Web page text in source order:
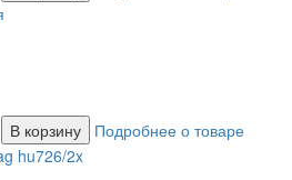
В корзину
Подробнее о товаре
hu726/2x